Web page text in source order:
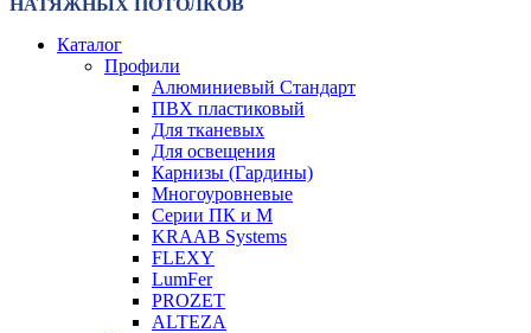
НАТЯЖНЫХ ПОТОЛКОВ
Каталог
Профили
Алюминиевый Стандарт
ПВХ пластиковый
Для тканевых
Для освещения
Карнизы (Гардины)
Многоуровневые
Серии ПК и М
KRAAB Systems
FLEXY
LumFer
PROZET
ALTEZA